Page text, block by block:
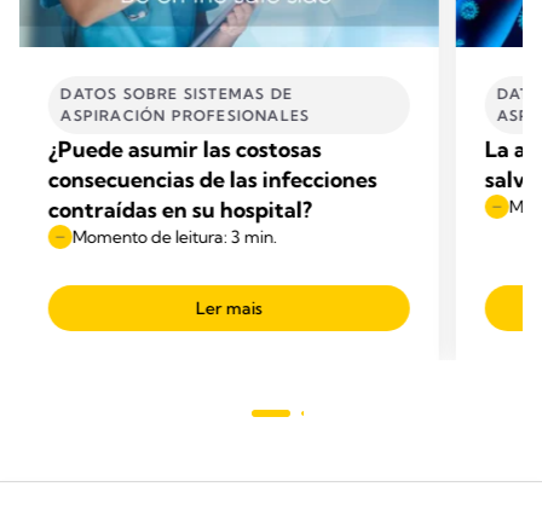
DATOS SOBRE SISTEMAS DE
ASPIRACIÓN PROFESIONALES
¿Puede asumir las costosas
consecuencias de las infecciones
contraídas en su hospital?
Momento de leitura: 3 min.
Ler mais
La